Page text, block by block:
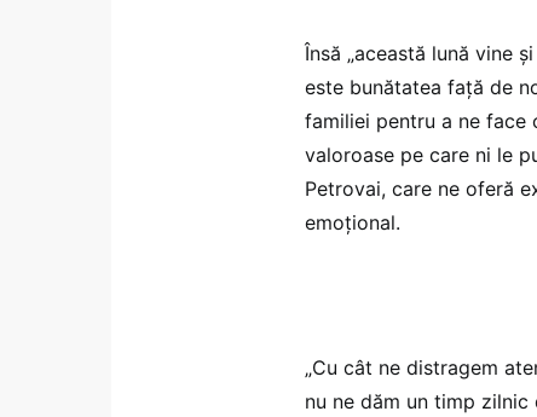
Însă „această lună vine
este bunătatea față de
familiei pentru a ne face
valoroase pe care ni le
Petrovai, care ne oferă
emoțional.
„Cu cât ne distragem
nu ne dăm un timp